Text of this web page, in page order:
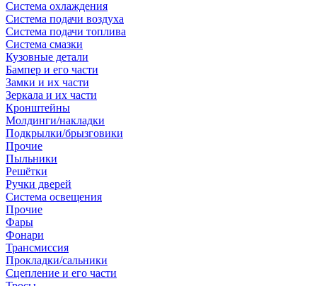
Система охлаждения
Система подачи воздуха
Система подачи топлива
Система смазки
Кузовные детали
Бампер и его части
Замки и их части
Зеркала и их части
Кронштейны
Молдинги/накладки
Подкрылки/брызговики
Прочие
Пыльники
Решётки
Ручки дверей
Система освещения
Прочие
Фары
Фонари
Трансмиссия
Прокладки/сальники
Сцепление и его части